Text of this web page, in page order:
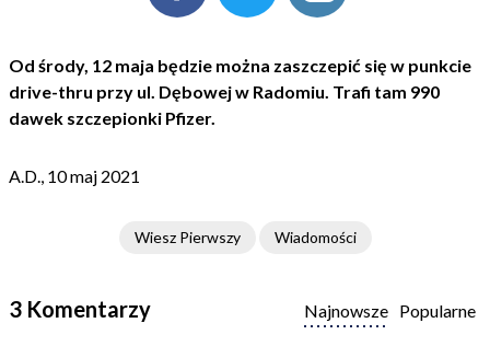
Od środy, 12 maja będzie można zaszczepić się w punkcie
drive-thru przy ul. Dębowej w Radomiu. Trafi tam 990
dawek szczepionki Pfizer.
A.D., 10 maj 2021
Wiesz Pierwszy Wiadomości
3 Komentarzy Popularne
Najnowsze